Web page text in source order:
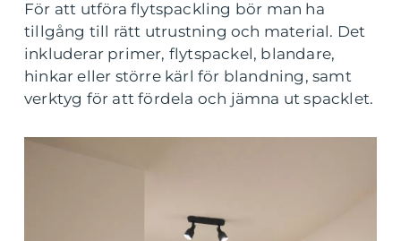
För att utföra flytspackling bör man ha
tillgång till rätt utrustning och material. Det
inkluderar primer, flytspackel, blandare,
hinkar eller större kärl för blandning, samt
verktyg för att fördela och jämna ut spacklet.